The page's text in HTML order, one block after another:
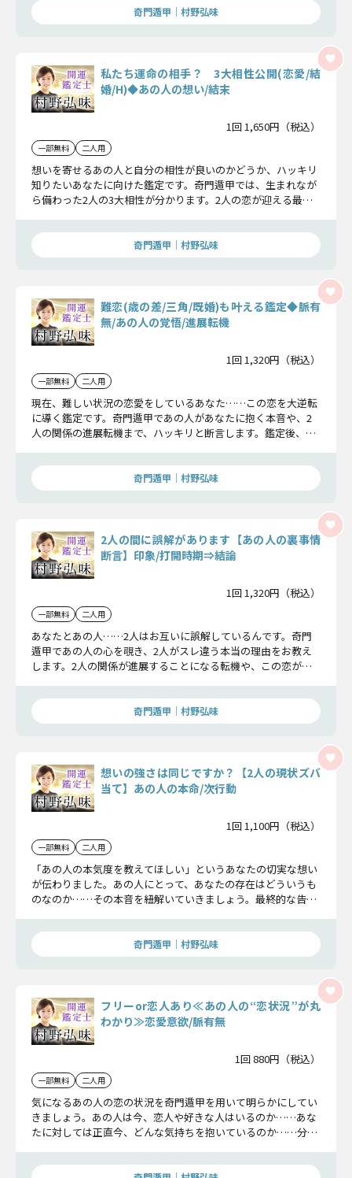
奇門遁甲｜村野弘味
私たち運命の相手？ 3大相性公開(恋愛/結
婚/H)◆あの人の想い/結末
1回 1,650円（税込）
一部無料 二人用
想いを寄せるあの人と自分の相性が良いのかどうか、ハッキリ
知りたいあなたに向けた鑑定です。奇門遁甲では、生まれなが
ら備わった2人の3大相性が分かります。2人の恋が迎える最終
奇門遁甲｜村野弘味
難恋(歳の差/三角/既婚)も叶える鑑定◆脈有
無/あの人の覚悟/進展転機
1回 1,320円（税込）
一部無料 二人用
現在、難しい状況の恋愛をしているあなた……この恋を大逆転
に導く鑑定です。奇門遁甲であの人があなたに抱く本音や、2
人の関係の進展転機まで、ハッキリと断言します。鑑定後、こ
奇門遁甲｜村野弘味
2人の間に誤解があります【あの人の裏事情
断言】印象/打開時期⇒結論
1回 1,320円（税込）
一部無料 二人用
あなたとあの人……2人はお互いに誤解しているんです。奇門
遁甲であの人の心を覗き、2人がスレ違う本当の理由をお教え
します。2人の関係が進展することになる転機や、この恋が迎
奇門遁甲｜村野弘味
想いの強さは同じですか？【2人の現状ズバ
当て】あの人の本命/次行動
1回 1,100円（税込）
一部無料 二人用
「あの人の本気度を教えてほしい」というあなたの切実な想い
が伝わりました。あの人にとって、あなたの存在はどういうも
のなのか……その本音を紐解いていきましょう。最終的な告白
奇門遁甲｜村野弘味
フリーor恋人あり≪あの人の“恋状況”が丸
わかり≫恋愛意欲/脈有無
1回 880円（税込）
一部無料 二人用
気になるあの人の恋の状況を奇門遁甲を用いて明らかにしてい
きましょう。あの人は今、恋人や好きな人はいるのか……あな
たに対しては正直今、どんな気持ちを抱いているのか……分か